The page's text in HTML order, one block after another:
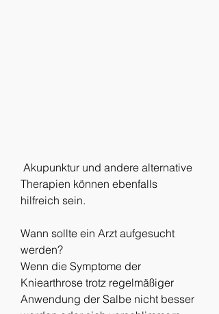
Therapien können ebenfalls
hilfreich sein.
Wann sollte ein Arzt aufgesucht
werden?
Wenn die Symptome der
Kniearthrose trotz regelmäßiger
Anwendung der Salbe nicht besser